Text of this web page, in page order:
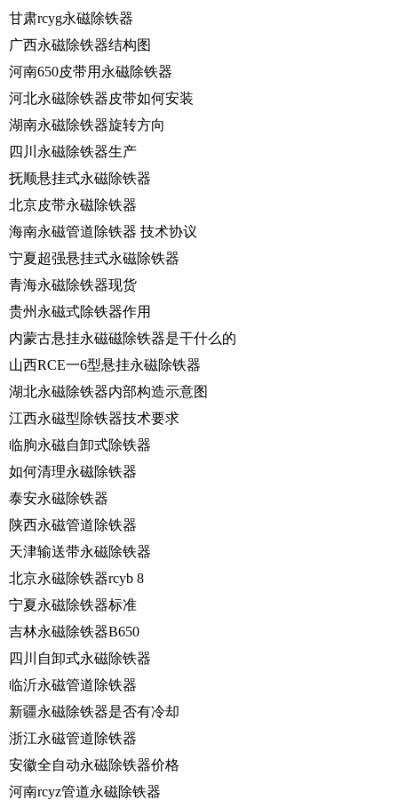
甘肃rcyg永磁除铁器
广西永磁除铁器结构图
河南650皮带用永磁除铁器
河北永磁除铁器皮带如何安装
湖南永磁除铁器旋转方向
四川永磁除铁器生产
抚顺悬挂式永磁除铁器
北京皮带永磁除铁器
海南永磁管道除铁器 技术协议
宁夏超强悬挂式永磁除铁器
青海永磁除铁器现货
贵州永磁式除铁器作用
内蒙古悬挂永磁磁除铁器是干什么的
山西RCE一6型悬挂永磁除铁器
湖北永磁除铁器内部构造示意图
江西永磁型除铁器技术要求
临朐永磁自卸式除铁器
如何清理永磁除铁器
泰安永磁除铁器
陕西永磁管道除铁器
天津输送带永磁除铁器
北京永磁除铁器rcyb 8
宁夏永磁除铁器标准
吉林永磁除铁器B650
四川自卸式永磁除铁器
临沂永磁管道除铁器
新疆永磁除铁器是否有冷却
浙江永磁管道除铁器
安徽全自动永磁除铁器价格
河南rcyz管道永磁除铁器